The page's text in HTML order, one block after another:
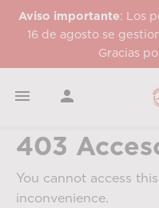
Aviso importante: Los
16 de agosto se
Gracias
 
403
You cannot access
inconvenience.